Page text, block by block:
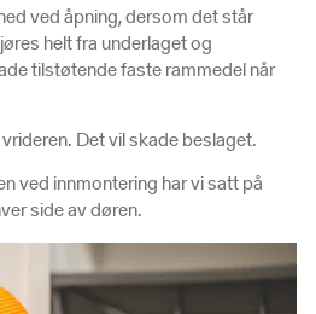
ved åpning, dersom det står
helt fra underlaget og
tilstøtende faste rammedel når
Det vil skade beslaget.
ved innmontering har vi satt på
side av døren.